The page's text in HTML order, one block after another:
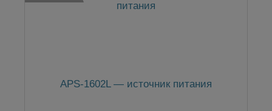
APS-1602L — источник питания